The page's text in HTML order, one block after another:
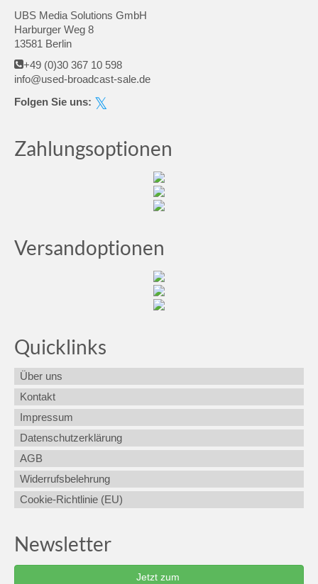
UBS Media Solutions GmbH
Harburger Weg 8
13581 Berlin
+49 (0)30 367 10 598
info@used-broadcast-sale.de
Folgen Sie uns:
Zahlungsoptionen
Versandoptionen
Quicklinks
Über uns
Kontakt
Impressum
Datenschutzerklärung
AGB
Widerrufsbelehrung
Cookie-Richtlinie (EU)
Newsletter
Jetzt zum